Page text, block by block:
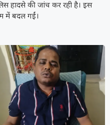
हादसे की जांच कर रही है। इस
में बदल गईं।